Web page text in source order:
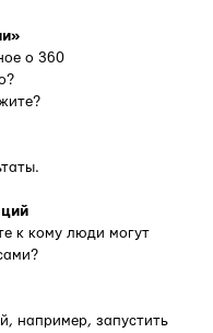
о 360
к кому люди могут
например, запустить